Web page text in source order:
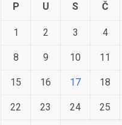
P U S Č
1 2 3 4
8 9 10 11
15 16 17 18
22 23 24 25